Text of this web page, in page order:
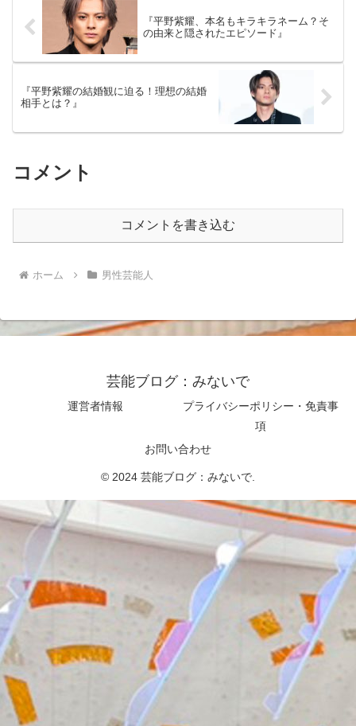
『平野紫耀、本名もキラキラネーム？そ
の由来と隠されたエピソード』
『平野紫耀の結婚観に迫る！理想の結婚
相手とは？』
コメント
コメントを書き込む
ホーム 男性芸能人
芸能ブログ：みないで
運営者情報
プライバシーポリシー・免責事
項
お問い合わせ
© 2024 芸能ブログ：みないで.